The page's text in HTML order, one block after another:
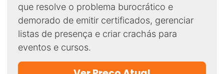
que resolve o problema burocrático e
demorado de emitir certificados, gerenciar
listas de presença e criar crachás para
eventos e cursos.